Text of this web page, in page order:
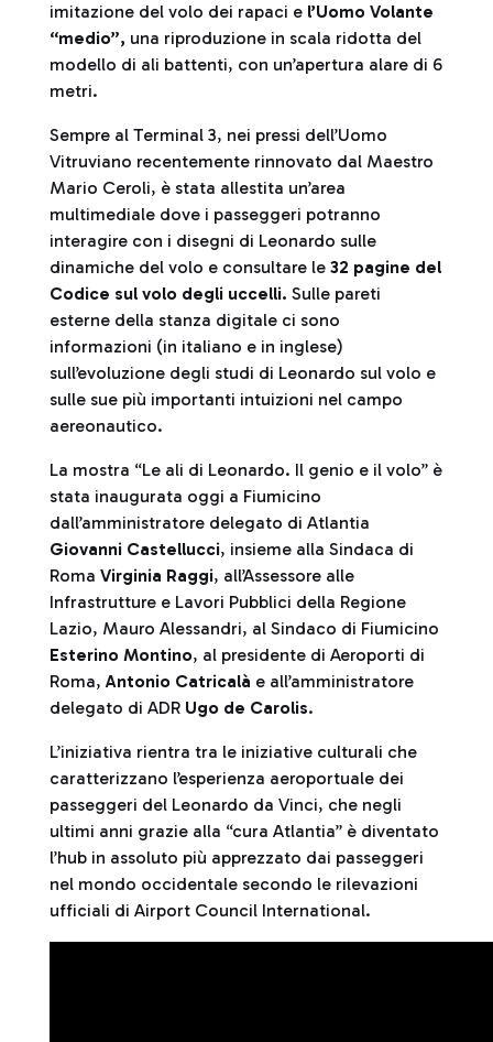
imitazione del volo dei rapaci e l’Uomo Volante
“medio”, una riproduzione in scala ridotta del
modello di ali battenti, con un’apertura alare di 6
metri.
Sempre al Terminal 3, nei pressi dell’Uomo
Vitruviano recentemente rinnovato dal Maestro
Mario Ceroli, è stata allestita un’area
multimediale dove i passeggeri potranno
interagire con i disegni di Leonardo sulle
dinamiche del volo e consultare le 32 pagine del
Codice sul volo degli uccelli. Sulle pareti
esterne della stanza digitale ci sono
informazioni (in italiano e in inglese)
sull’evoluzione degli studi di Leonardo sul volo e
sulle sue più importanti intuizioni nel campo
aereonautico.
La mostra “Le ali di Leonardo. Il genio e il volo” è
stata inaugurata oggi a Fiumicino
dall’amministratore delegato di Atlantia
Giovanni Castellucci, insieme alla Sindaca di
Roma Virginia Raggi, all’Assessore alle
Infrastrutture e Lavori Pubblici della Regione
Lazio, Mauro Alessandri, al Sindaco di Fiumicino
Esterino Montino, al presidente di Aeroporti di
Roma,Antonio Catricalà e all’amministratore
delegato di ADR Ugo de Carolis.
L’iniziativa rientra tra le iniziative culturali che
caratterizzano l’esperienza aeroportuale dei
passeggeri del Leonardo da Vinci, che negli
ultimi anni grazie alla “cura Atlantia” è diventato
l’hub in assoluto più apprezzato dai passeggeri
nel mondo occidentale secondo le rilevazioni
ufficiali di Airport Council International.